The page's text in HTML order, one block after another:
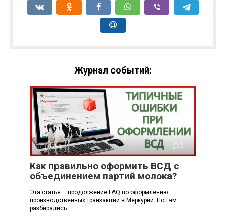
Журнал событий:
Справка 0
Как правильно оформить ВСД с
объединением партий молока?
Эта статья – продолжение FAQ по оформлению
производственных транзакций в Меркурии. Но там
разбирались